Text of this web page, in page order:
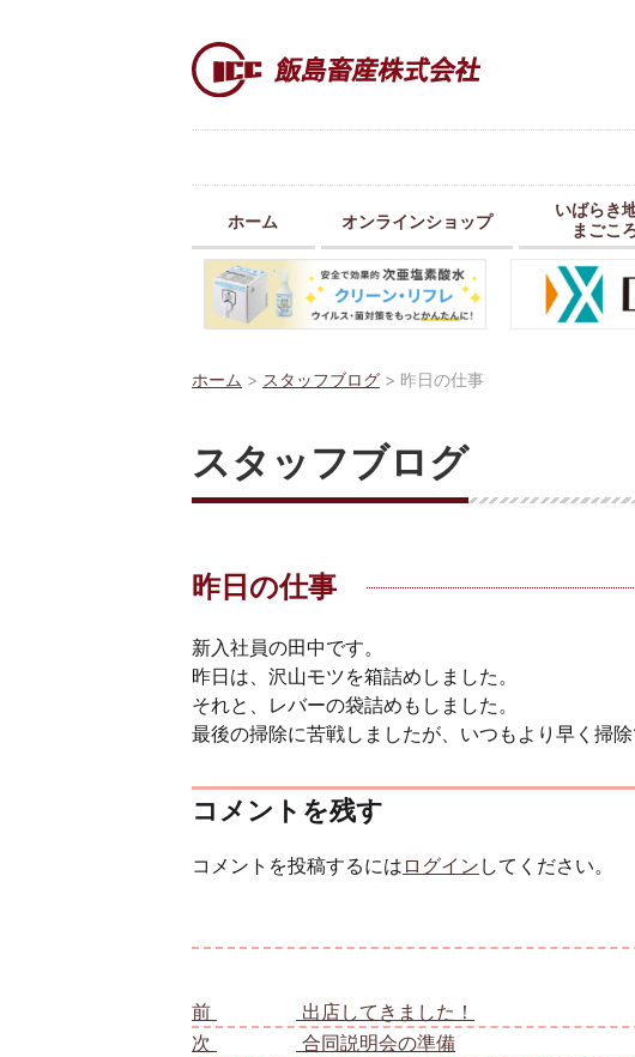
ホーム オンラインショップ
いばらき
まごこ
ホーム > スタッフブログ > 昨日の仕事
スタッフブログ
昨日の仕事
新入社員の田中です。
昨日は、沢山モツを箱詰めしました。
それと、レバーの袋詰めもしました。
最後の掃除に苦戦しましたが、いつもより早く掃除
コメントを残す
コメントを投稿するには ログイン してください。
前
出店してきました！
次
合同説明会の準備